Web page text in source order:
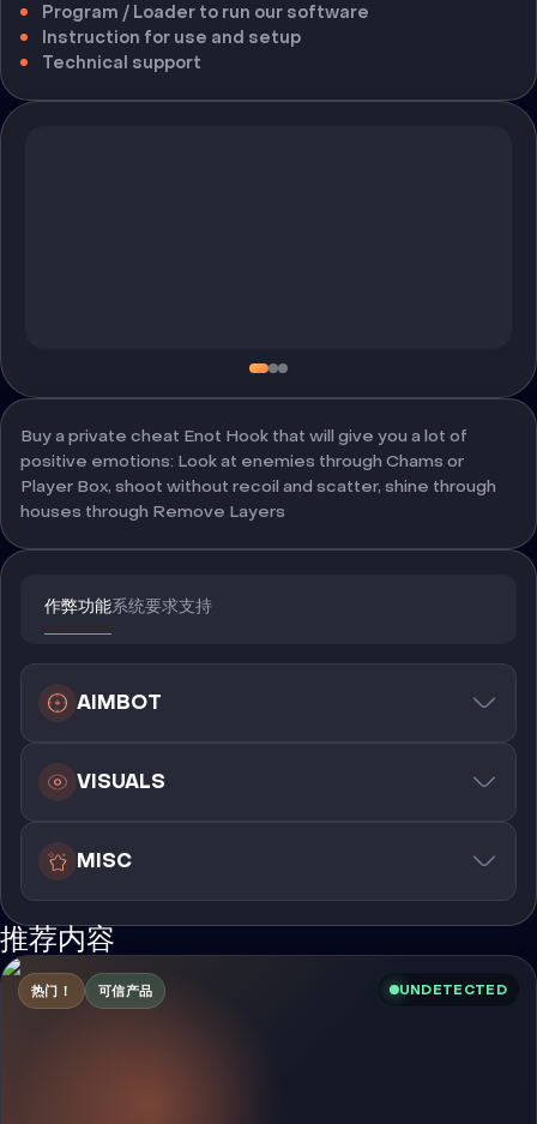
Program / Loader to run our software
Instruction for use and setup
Technical support
Buy a private cheat Enot Hook that will give you a lot of
positive emotions: Look at enemies through Chams or
Player Box, shoot without recoil and scatter, shine through
houses through Remove Layers
作弊功能系统要求支持
AIMBOT
VISUALS
MISC
推荐内容
热门！ 可信产品 UNDETECTED